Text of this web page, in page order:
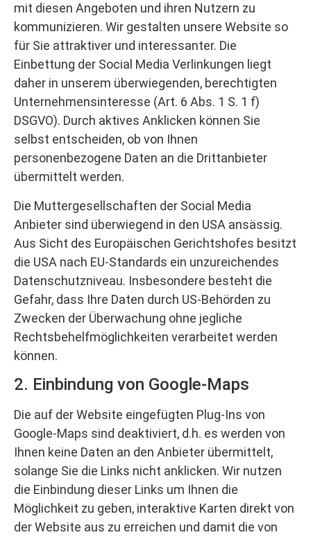
mit diesen Angeboten und ihren Nutzern zu
kommunizieren. Wir gestalten unsere Website so
für Sie attraktiver und interessanter. Die
Einbettung der Social Media Verlinkungen liegt
daher in unserem überwiegenden, berechtigten
Unternehmensinteresse (Art. 6 Abs. 1 S. 1 f)
DSGVO). Durch aktives Anklicken können Sie
selbst entscheiden, ob von Ihnen
personenbezogene Daten an die Drittanbieter
übermittelt werden.
Die Muttergesellschaften der Social Media
Anbieter sind überwiegend in den USA ansässig.
Aus Sicht des Europäischen Gerichtshofes besitzt
die USA nach EU-Standards ein unzureichendes
Datenschutzniveau. Insbesondere besteht die
Gefahr, dass Ihre Daten durch US-Behörden zu
Zwecken der Überwachung ohne jegliche
Rechtsbehelfmöglichkeiten verarbeitet werden
können.
2. Einbindung von Google-Maps
Die auf der Website eingefügten Plug-Ins von
Google-Maps sind deaktiviert, d.h. es werden von
Ihnen keine Daten an den Anbieter übermittelt,
solange Sie die Links nicht anklicken. Wir nutzen
die Einbindung dieser Links um Ihnen die
Möglichkeit zu geben, interaktive Karten direkt von
der Website aus zu erreichen und damit die von